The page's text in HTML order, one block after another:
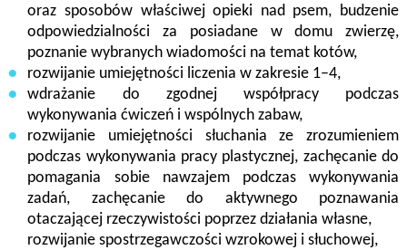
oraz sposobów właściwej opieki nad psem, budzenie
odpowiedzialności za posiadane w domu zwierzę,
poznanie wybranych wiadomości na temat kotów,
rozwijanie umiejętności liczenia w zakresie 1–4,
wdrażanie do zgodnej współpracy podczas
wykonywania ćwiczeń i wspólnych zabaw,
rozwijanie umiejętności słuchania ze zrozumieniem
podczas wykonywania pracy plastycznej, zachęcanie do
pomagania sobie nawzajem podczas wykonywania
zadań, zachęcanie do aktywnego poznawania
otaczającej rzeczywistości poprzez działania własne,
rozwijanie spostrzegawczości wzrokowej i słuchowej,